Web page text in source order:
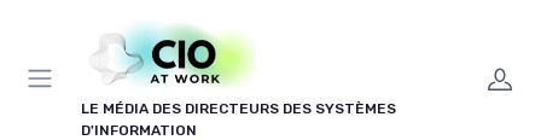
LE MÉDIA DES DIRECTEURS DES SYSTÈMES
D'INFORMATION